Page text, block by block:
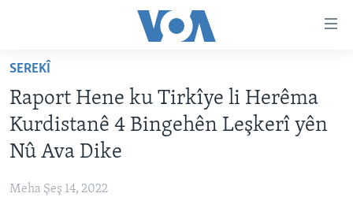
Yekser
naveroka
serekî
Yekser
here
Malpera
NÛÇE
VÎDYO GALERÎ
RADYO
HERÊMÊN KURDAN
TIRKÎYE
SEREKÎ
Raport Hene ku Tirkîye li Herêma
Kurdistanê 4 Bingehên Leşkerî yên
Nû Ava Dike
Meha Şeş 14, 2022